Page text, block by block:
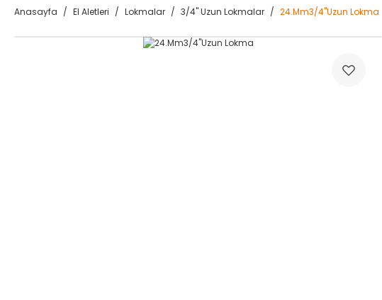
Anasayfa El Aletleri Lokmalar 3/4" Uzun Lokmalar 24.Mm3/4''Uzun Lokma